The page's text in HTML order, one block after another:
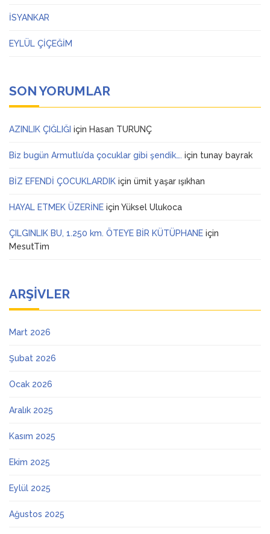
İSYANKAR
EYLÜL ÇİÇEĞİM
SON YORUMLAR
AZINLIK ÇIĞLIĞI için Hasan TURUNÇ
Biz bugün Armutlu’da çocuklar gibi şendik…. için tunay bayrak
BİZ EFENDİ ÇOCUKLARDIK için ümit yaşar ışıkhan
HAYAL ETMEK ÜZERİNE için Yüksel Ulukoca
ÇILGINLIK BU, 1.250 km. ÖTEYE BİR KÜTÜPHANE için
MesutTim
ARŞIVLER
Mart 2026
Şubat 2026
Ocak 2026
Aralık 2025
Kasım 2025
Ekim 2025
Eylül 2025
Ağustos 2025